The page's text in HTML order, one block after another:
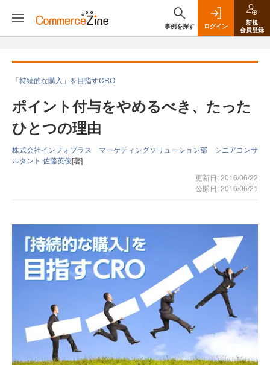
事例を探す ログイン
新規
会員登録
「持続的な購入」を目指すCRO
ポイント付与をやめるべき、たった
ひとつの理由
株式会社インフォプラス マーケティングソリューション部 シニアコンサ
ルタント 佐藤英俊[著]
更新日: 2016/06/22
公開日: 2016/06/21